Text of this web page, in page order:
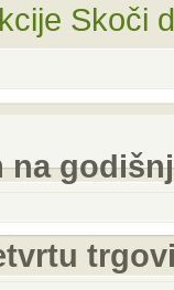
Skoči
na